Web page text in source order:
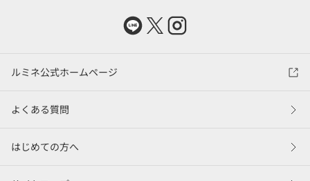
ルミネ公式ホームページ
よくある質問
はじめての方へ